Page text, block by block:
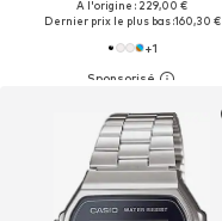
À l'origine : 229,00 €
Dernier prix le plus bas :160,30 €
+1